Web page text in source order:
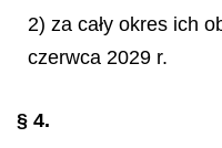
2) za cały okres ich
czerwca 2029 r.
§ 4.